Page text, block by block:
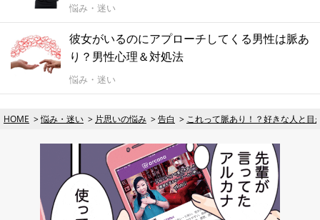
悩み・迷い
彼女がいるのにアプローチしてくる男性は脈あ
り？男性心理＆対処法
悩み・迷い
HOME 悩み・迷い 片思いの悩み 告白 これって脈あり！？好きな人と